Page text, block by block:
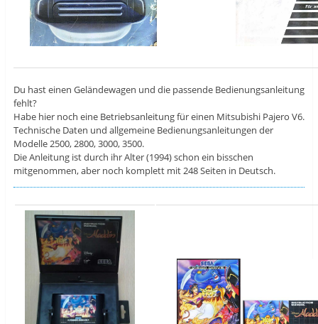
Du hast einen Geländewagen und die passende Bedienungsanleitung
fehlt?
Habe hier noch eine Betriebsanleitung für einen Mitsubishi Pajero V6.
Technische Daten und allgemeine Bedienungsanleitungen der
Modelle 2500, 2800, 3000, 3500.
Die Anleitung ist durch ihr Alter (1994) schon ein bisschen
mitgenommen, aber noch komplett mit 248 Seiten in Deutsch.